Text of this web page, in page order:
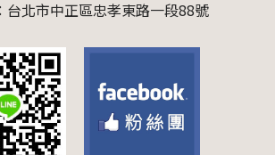
台北市中正區忠孝東路一段88號